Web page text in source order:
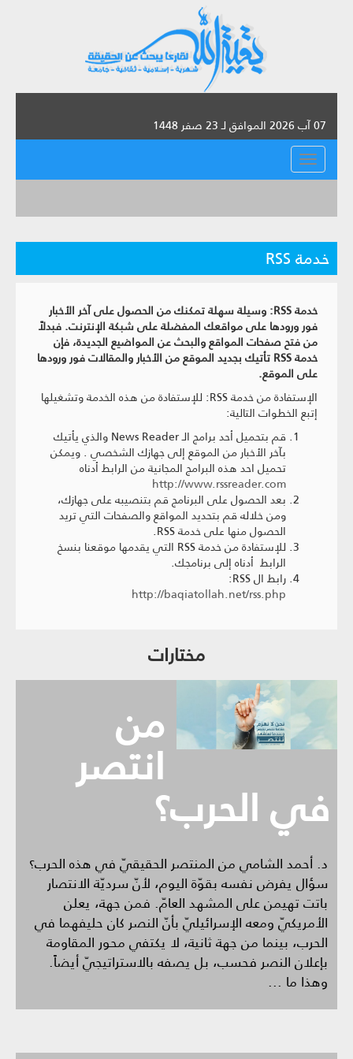
07 آب 2026 الموافق لـ 23 صفر 1448
القائمة
خدمة RSS
خدمة RSS: وسيلة سهلة تمكنك من الحصول على آخر الأخبار
فور ورودها على مواقعك المفضلة على شبكة الإنترنت. فبدلاً
من فتح صفحات المواقع والبحث عن المواضيع الجديدة، فإن
خدمة RSS تأتيك بجديد الموقع من الأخبار والمقالات فور ورودها
على الموقع.
الإستفادة من خدمة RSS: للإستفادة من هذه الخدمة وتشغيلها
إتبع الخطوات التالية:
قم بتحميل أحد برامج الـ News Reader والذي يأتيك
بآخر الأخبار من الموقع إلى جهازك الشخصي . ويمكن
تحميل احد هذه البرامج المجانية من الرابط أدناه
http://www.rssreader.com
بعد الحصول على البرنامج قم بتنصيبه على جهازك،
ومن خلاله قم بتحديد المواقع والصفحات التي تريد
الحصول منها على خدمة RSS.
للإستفادة من خدمة RSS التي يقدمها موقعنا
بنسخ
الرابط أدناه إلى برنامجك.
رابط ال RSS:
http://baqiatollah.net/rss.php
مختارات
من
انتصر
في الحرب؟
د. أحمد الشامي من المنتصر الحقيقيّ في هذه الحرب؟
سؤال يفرض نفسه بقوّة اليوم، لأنّ سرديّة الانتصار
باتت تهيمن على المشهد العامّ. فمن جهة، يعلن
الأمريكيّ ومعه الإسرائيليّ بأنّ النصر كان حليفهما في
الحرب، بينما من جهة ثانية، لا يكتفي محور المقاومة
بإعلان النصر فحسب، بل يصفه بالاستراتيجيّ أيضاً.
وهذا ما ...